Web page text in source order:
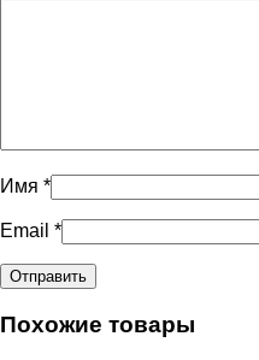
Имя *
Email *
Похожие товары